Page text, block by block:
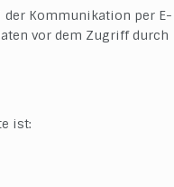
der Kommunikation per E-
vor dem Zugriff durch
ist: